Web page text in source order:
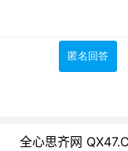
全心思齐网